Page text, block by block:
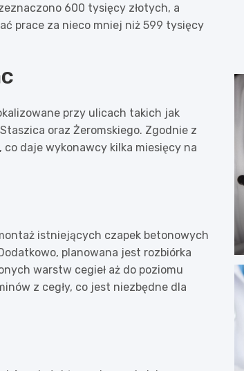
600 tysięcy złotych, a
prace za nieco mniej niż 599 tysięcy
przy ulicach takich jak
oraz Żeromskiego. Zgodnie z
daje wykonawcy kilka miesięcy na
istniejących czapek betonowych
planowana jest rozbiórka
warstw cegieł aż do poziomu
z cegły, co jest niezbędne dla